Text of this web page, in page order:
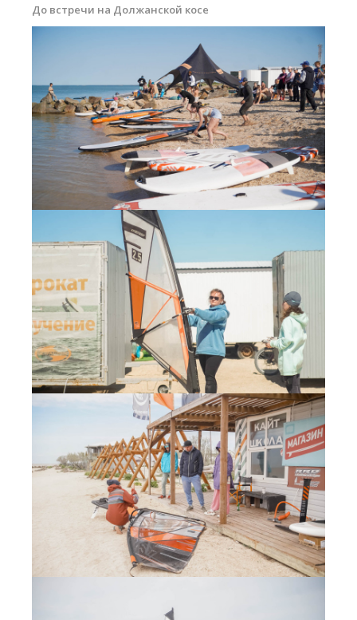
До встречи на Должанской косе